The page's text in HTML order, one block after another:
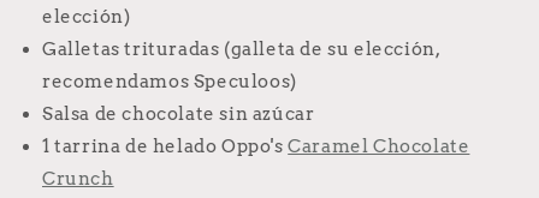
elección)
Galletas trituradas (galleta de su elección,
recomendamos Speculoos)
Salsa de chocolate sin azúcar
1 tarrina de helado Oppo'sCaramel Chocolate
Crunch